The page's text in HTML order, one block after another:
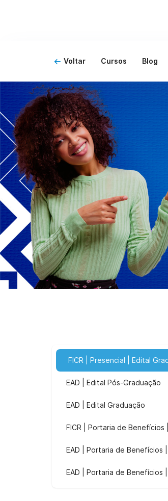
Voltar Cursos Blog
FICR | Presencial | Edital
EAD | Edital Pós-Graduação
EAD | Edital Graduação
FICR | Portaria de Benefícios
EAD | Portaria de Benefícios
EAD | Portaria de Benefícios